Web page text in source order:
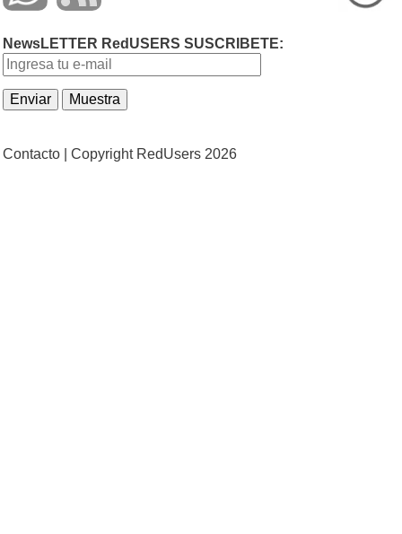
NewsLETTER RedUSERS SUSCRIBETE:
Contacto | Copyright RedUsers 2026